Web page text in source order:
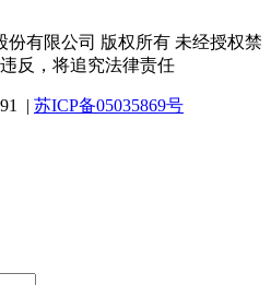
份有限公司 版权所有 未经授权禁
反，将追究法律责任
| 苏ICP备05035869号